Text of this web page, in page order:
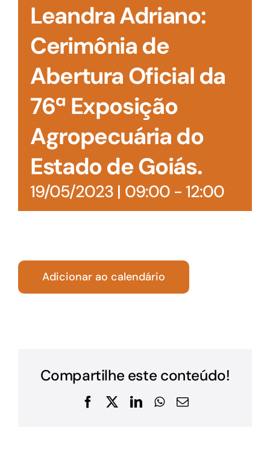
Leandra Adriano:
Cerimônia de
Abertura Oficial da
76ª Exposição
Agropecuária do
Estado de Goiás.
19/05/2023 | 09:00- 12:00
Adicionar ao calendário
Compartilhe este conteúdo!
Facebook
X LinkedInWhatsApp
E-